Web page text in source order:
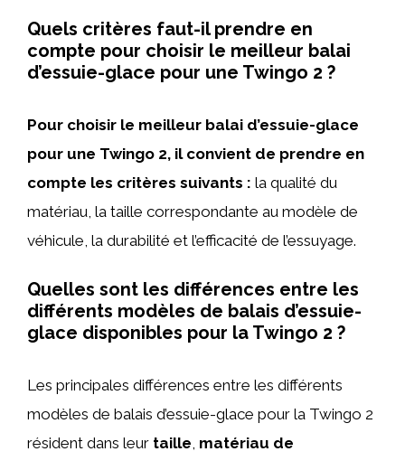
Quels critères faut-il prendre en
compte pour choisir le meilleur balai
d’essuie-glace pour une Twingo 2 ?
Pour choisir le meilleur balai d’essuie-glace
pour une Twingo 2, il convient de prendre en
compte les critères suivants : la qualité du
matériau, la taille correspondante au modèle de
véhicule, la durabilité et l’efficacité de l’essuyage.
Quelles sont les différences entre les
différents modèles de balais d’essuie-
glace disponibles pour la Twingo 2 ?
Les principales différences entre les différents
modèles de balais d’essuie-glace pour la Twingo 2
résident dans leur taille matériau de